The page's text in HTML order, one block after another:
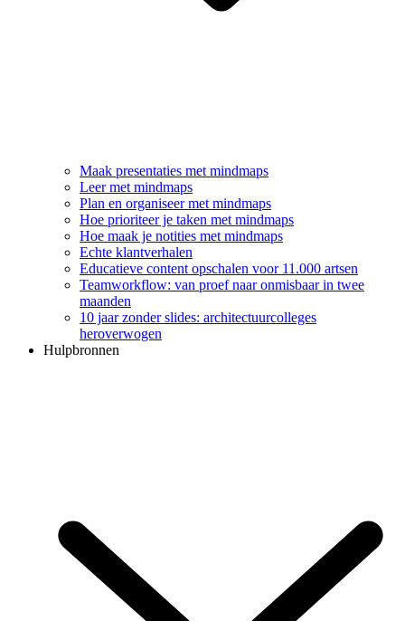
Maak presentaties met mindmaps
Leer met mindmaps
Plan en organiseer met mindmaps
Hoe prioriteer je taken met mindmaps
Hoe maak je notities met mindmaps
Echte klantverhalen
Educatieve content opschalen voor 11.000 artsen
Teamworkflow: van proef naar onmisbaar in twee
maanden
10 jaar zonder slides: architectuurcolleges
heroverwogen
Hulpbronnen